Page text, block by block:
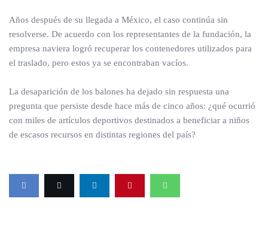
Años después de su llegada a México, el caso continúa sin
resolverse. De acuerdo con los representantes de la fundación, la
empresa naviera logró recuperar los contenedores utilizados para
el traslado, pero estos ya se encontraban vacíos.
La desaparición de los balones ha dejado sin respuesta una
pregunta que persiste desde hace más de cinco años: ¿qué ocurrió
con miles de artículos deportivos destinados a beneficiar a niños
de escasos recursos en distintas regiones del país?